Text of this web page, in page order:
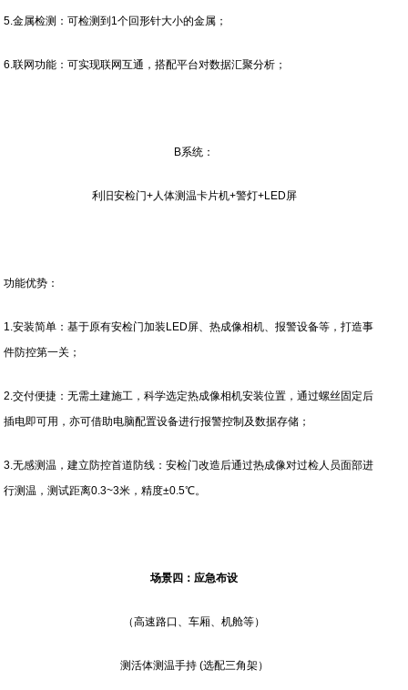
5.金属检测：可检测到1个回形针大小的金属；
6.联网功能：可实现联网互通，搭配平台对数据汇聚分析；
B系统：
利旧安检门+人体测温卡片机+警灯+LED屏
功能优势：
1.安装简单：基于原有安检门加装LED屏、热成像相机、报警设备等，打造事
件防控第一关；
2.交付便捷：无需土建施工，科学选定热成像相机安装位置，通过螺丝固定后
插电即可用，亦可借助电脑配置设备进行报警控制及数据存储；
3.无感测温，建立防控首道防线：安检门改造后通过热成像对过检人员面部进
行测温，测试距离0.3~3米，精度±0.5℃。
场景四：应急布设
（高速路口、车厢、机舱等）
测活体测温手持 (选配三角架）